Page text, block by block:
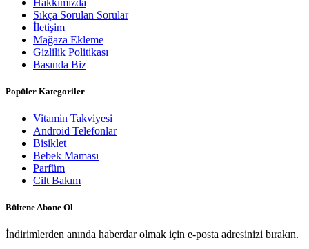
Sıkça Sorulan Sorular
İletişim
Mağaza Ekleme
Gizlilik Politikası
Basında Biz
Popüler Kategoriler
Vitamin Takviyesi
Android Telefonlar
Bisiklet
Bebek Maması
Parfüm
Cilt Bakım
Bültene Abone Ol
İndirimlerden anında haberdar olmak için e-posta adresinizi bırakın.